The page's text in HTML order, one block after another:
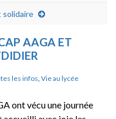
solidaire
AAGA ET
les infos Vie au lycée
ont vécu une journée